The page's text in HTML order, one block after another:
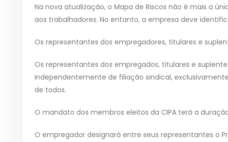
Na nova atualização, o Mapa de Riscos não é mais a
aos trabalhadores. No entanto, a empresa deve
Os representantes dos empregadores, titulares e
Os representantes dos empregados, titulares e
independentemente de filiação sindical,
de todos.
O mandato dos membros eleitos da CIPA terá a
O empregador designará entre seus representantes o